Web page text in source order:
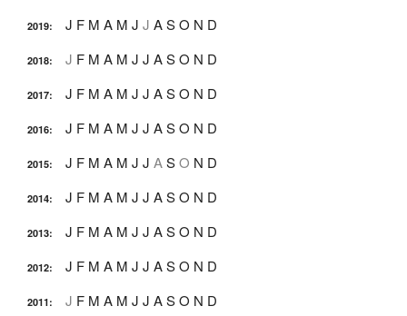
2019: J F M A M J J ASO N D
2018: J F M A M J J ASO N D
2017: J F M A M J J ASO N D
2016: J F M A M J J ASO N D
2015: J F M A M J J ASO N D
2014: J F M A M J J ASO N D
2013: J F M A M J J ASO N D
2012: J F M A M J J ASO N D
2011: J F M A M J J ASO N D